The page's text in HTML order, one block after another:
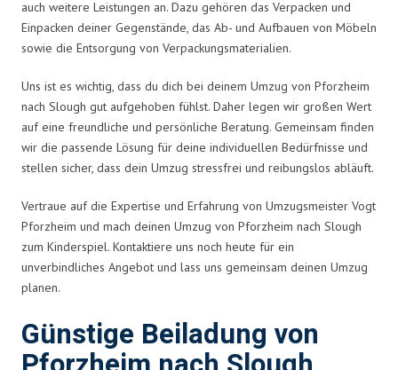
auch weitere Leistungen an. Dazu gehören das Verpacken und
Einpacken deiner Gegenstände, das Ab- und Aufbauen von Möbeln
sowie die Entsorgung von Verpackungsmaterialien.
Uns ist es wichtig, dass du dich bei deinem Umzug von Pforzheim
nach Slough gut aufgehoben fühlst. Daher legen wir großen Wert
auf eine freundliche und persönliche Beratung. Gemeinsam finden
wir die passende Lösung für deine individuellen Bedürfnisse und
stellen sicher, dass dein Umzug stressfrei und reibungslos abläuft.
Vertraue auf die Expertise und Erfahrung von Umzugsmeister Vogt
Pforzheim und mach deinen Umzug von Pforzheim nach Slough
zum Kinderspiel. Kontaktiere uns noch heute für ein
unverbindliches Angebot und lass uns gemeinsam deinen Umzug
planen.
Günstige Beiladung von